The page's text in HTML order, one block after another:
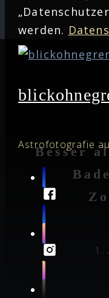
werden.
Astrofotografie
Besser
1.